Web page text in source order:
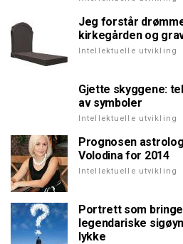
Jeg forstår
kirkegården og
Intellektuelle utvikling
Gjette skyggene:
av symboler
Intellektuelle utvikling
Prognosen
Volodina for 2014
Intellektuelle utvikling
Portrett som
legendariske
lykke